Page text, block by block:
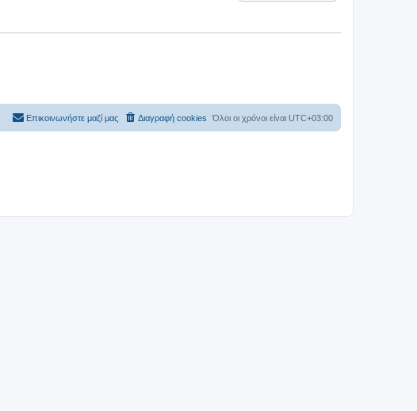
Όλοι οι χρόνοι είναι UTC+03:00
Διαγραφή cookies
Επικοινωνήστε μαζί μας